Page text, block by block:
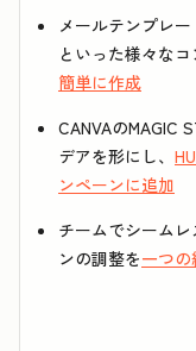
メールテンプレ
といった様々な
簡単に作成
CANVAのMAGIC
デアを形にし、
ンペーンに追加
チームでシーム
ンの調整を一つ